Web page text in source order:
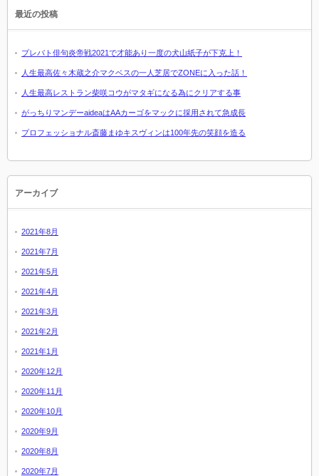
最近の投稿
プレバト俳句炎帝戦2021で才能あり一度の犬山紙子が下克上！
人生最高佐々木蔵之介マクベスの一人芝居でZONEに入った話！
人生最高レストラン柴咲コウがマタギになる為にクリアする事
がっちりマンデーaideaはAAカーゴをマックに採用されて急成長
プロフェッショナル斎藤まゆキスヴィンは100年先の笑顔を造る
アーカイブ
2021年8月
2021年7月
2021年5月
2021年4月
2021年3月
2021年2月
2021年1月
2020年12月
2020年11月
2020年10月
2020年9月
2020年8月
2020年7月